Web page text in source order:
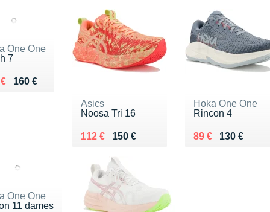
One One
7
160 €
de 160 €
105 €
Asics
Noosa Tri 16
150 €
Au lieu de 150 €
112 €
Vendu 112 €
Hoka One One
Rincon 4
130 €
Au lieu de 130 €
89 €
Vendu 89 €
One One
11 dames